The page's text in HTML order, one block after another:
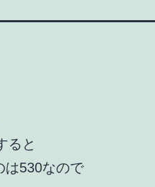
ると
530なので